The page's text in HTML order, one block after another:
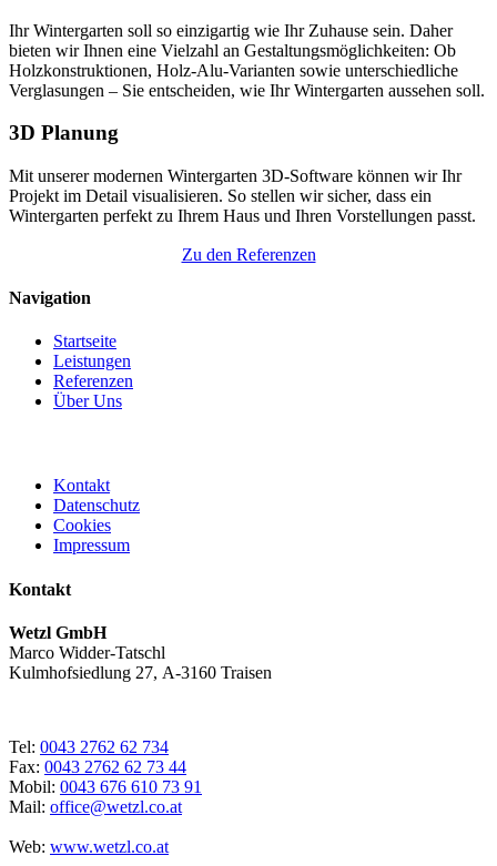
Ihr Wintergarten soll so einzigartig wie Ihr Zuhause sein. Daher
bieten wir Ihnen eine Vielzahl an Gestaltungsmöglichkeiten: Ob
Holzkonstruktionen, Holz-Alu-Varianten sowie unterschiedliche
Verglasungen – Sie entscheiden, wie Ihr Wintergarten aussehen soll.
3D Planung
Mit unserer modernen Wintergarten 3D-Software können wir Ihr
Projekt im Detail visualisieren. So stellen wir sicher, dass ein
Wintergarten perfekt zu Ihrem Haus und Ihren Vorstellungen passt.
Zu den Referenzen
Navigation
Startseite
Leistungen
Referenzen
Über Uns
Kontakt
Datenschutz
Cookies
Impressum
Kontakt
Wetzl GmbH
Marco Widder-Tatschl
Kulmhofsiedlung 27, A-3160 Traisen
Tel: 0043 2762 62 734
Fax: 0043 2762 62 73 44
Mobil: 0043 676 610 73 91
Mail: office@wetzl.co.at
Web: www.wetzl.co.at